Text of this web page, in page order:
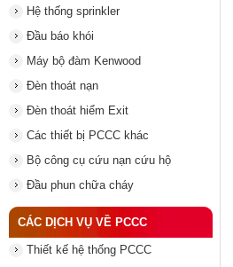
Hệ thống sprinkler
Đầu báo khói
Máy bộ đàm Kenwood
Đèn thoát nạn
Đèn thoát hiểm Exit
Các thiết bị PCCC khác
Bộ công cụ cứu nạn cứu hộ
Đầu phun chữa cháy
CÁC DỊCH VỤ VỀ PCCC
Thiết kế hệ thống PCCC